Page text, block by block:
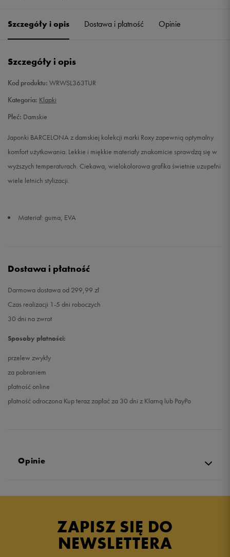
Szczegóły i opis Dostawa i płatność Opinie
Szczegóły i opis
Kod produktu: WRWSL363TUR
Kategoria: Klapki
Płeć: Damskie
Japonki BARCELONA z damskiej kolekcji marki Roxy zapewnią optymalny
komfort użytkowania. Lekkie i miękkie materiały znakomicie sprawdzą się w
wyższych temperaturach. Ciekawa, wielokolorowa grafika świetnie uzupełni
wiele letnich stylizacji.
Materiał: guma, EVA
Dostawa i płatność
Darmowa dostawa od 299,99 zł
Czas realizacji 1-5 dni roboczych
30 dni na zwrot
Sposoby płatności:
przelew zwykły
za pobraniem
płatność online
płatność odroczona Kup teraz zapłać za 30 dni z Klarną lub PayPo
Opinie
ZAPISZ SIĘ DO
NEWSLETTERA